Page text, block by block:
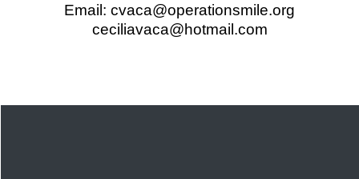
Email: cvaca@operationsmile.org
ceciliavaca@hotmail.com